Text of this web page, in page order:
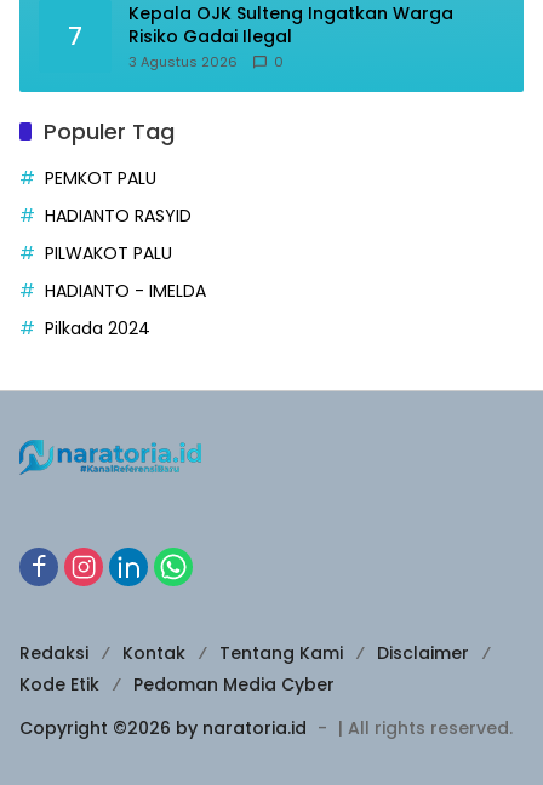
7
Kepala OJK Sulteng Ingatkan Warga
Risiko Gadai Ilegal
3 Agustus 2026 0
Populer Tag
PEMKOT PALU
HADIANTO RASYID
PILWAKOT PALU
HADIANTO - IMELDA
Pilkada 2024
Redaksi Kontak Tentang Kami
Disclaimer
Kode Etik
Pedoman Media Cyber
Copyright ©2026 by naratoria.id - | All rights reserved.